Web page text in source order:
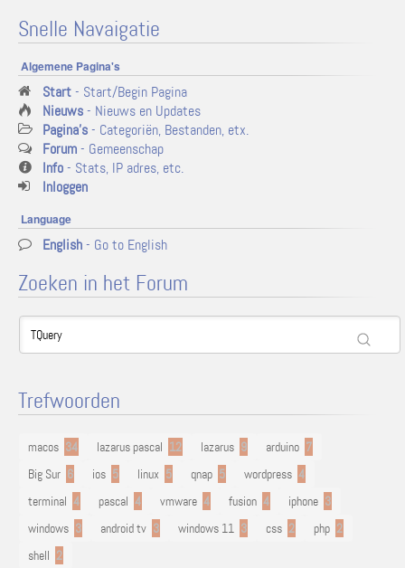
Snelle Navaigatie
Algemene Pagina's
Start- Start/Begin Pagina
Nieuws- Nieuws en Updates
Pagina's- Categoriën, Bestanden, etx.
Forum- Gemeenschap
Info- Stats, IP adres, etc.
Inloggen
Language
English- Go to English
Zoeken in het Forum
Trefwoorden
macos 34 lazarus pascal 12 lazarus 9 arduino 7
Big Sur 6 ios 5 linux 5 qnap 5 wordpress 4
terminal 4 pascal 4 vmware 4 fusion 4 iphone 3
windows 3 android tv 3 windows 11 3 css 2 php 2
shell 2